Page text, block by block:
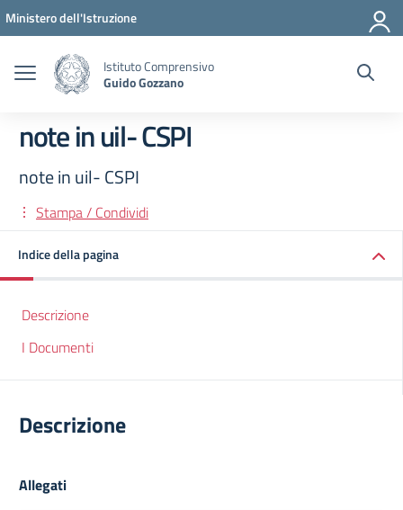
Vai ai contenuti
Vai al menu di navigazione
Vai al footer
Ministero dell'Istruzione
Istituto Comprensivo
Guido Gozzano
note in uil- CSPI
note in uil- CSPI
Stampa / Condividi
Indice della pagina
Descrizione
I Documenti
Descrizione
Allegati